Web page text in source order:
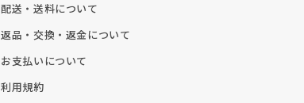
配送・送料について
返品・交換・返金について
お支払いについて
利用規約